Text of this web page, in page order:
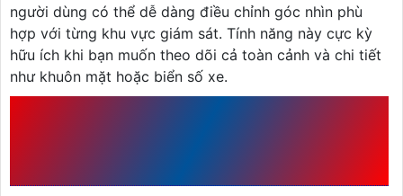
người dùng có thể dễ dàng điều chỉnh góc nhìn phù
hợp với từng khu vực giám sát. Tính năng này cực kỳ
hữu ích khi bạn muốn theo dõi cả toàn cảnh và chi tiết
như khuôn mặt hoặc biển số xe.